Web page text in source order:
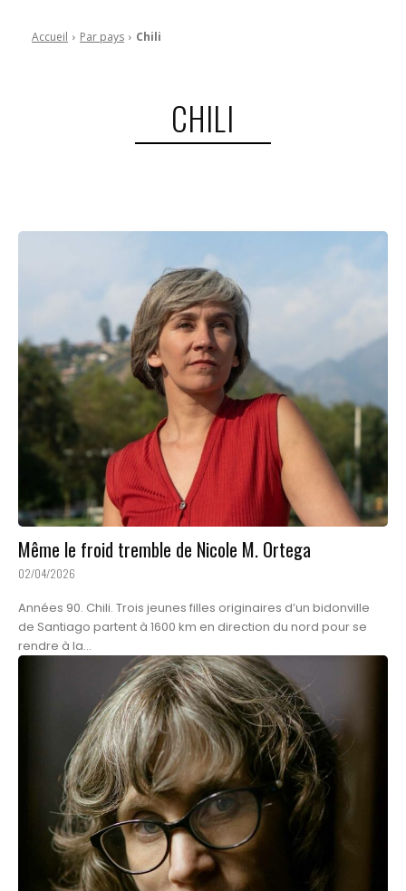
Accueil Par pays Chili
CHILI
Même le froid tremble de Nicole M. Ortega
02/04/2026
Années 90. Chili. Trois jeunes filles originaires d’un bidonville
de Santiago partent à 1600 km en direction du nord pour se
rendre à la...